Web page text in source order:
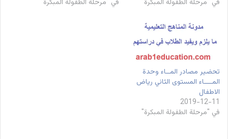
في "مرحلة الطفولة المبكرة"
في "مرحلة الطفولة المبكرة"
تحضير مصادر المــاء وحدة
المــــاء المستوى الثاني رياض
الاطفال
2019-12-11
في "مرحلة الطفولة المبكرة"